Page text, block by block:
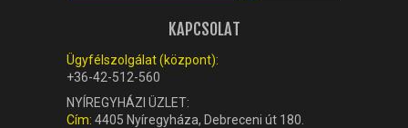
KAPCSOLAT
Ügyfélszolgálat (központ):
+36-42-512-560
NYÍREGYHÁZI ÜZLET:
Cím: 4405 Nyíregyháza, Debreceni út 180.